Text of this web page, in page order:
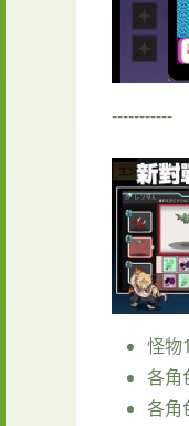
-----------
怪物
各角
各角